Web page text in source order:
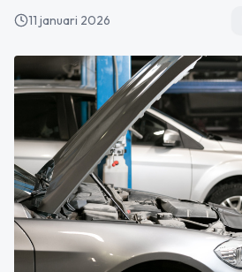
11 januari 2026